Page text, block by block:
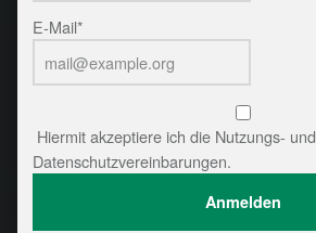
E-Mail*
Hiermit akzeptiere ich die Nutzungs- und
Datenschutzvereinbarungen.